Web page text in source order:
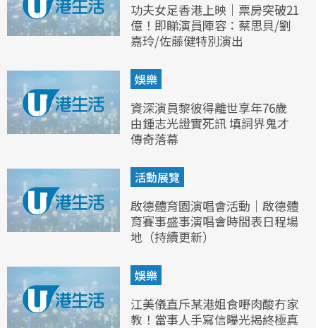
功夫女足香港上映｜票房突破21
億！即睇演員陣容：蔡思貝/劉
嘉玲/佐藤健特別演出
娛樂
資深演員黎彼得離世享年76歲
由鍾志光證實死訊 填詞界鬼才
傳奇落幕
活動展覽
啟德體育園演唱會活動｜啟德體
育賽事盛事演唱會時間表日程場
地（持續更新）
娛樂
江美儀直斥某港姐食嘢肉酸冇家
教！當事人手寫信曝光揭終極真